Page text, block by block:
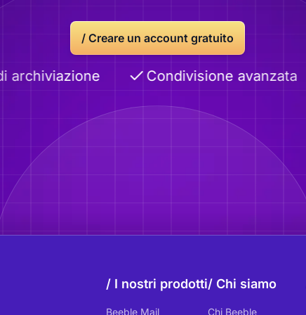
/ Creare un account gratuito
Condivisione avanzata
I nostri prodotti
Beeble Mail
Chi siamo
Chi Beeble